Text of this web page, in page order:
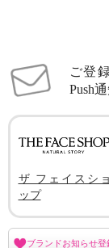
ご登
Push
ザ フェイスショ
ップ
ブランドお知らせ登